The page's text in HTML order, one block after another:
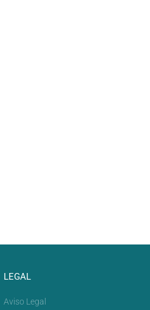
LEGAL
Aviso Legal